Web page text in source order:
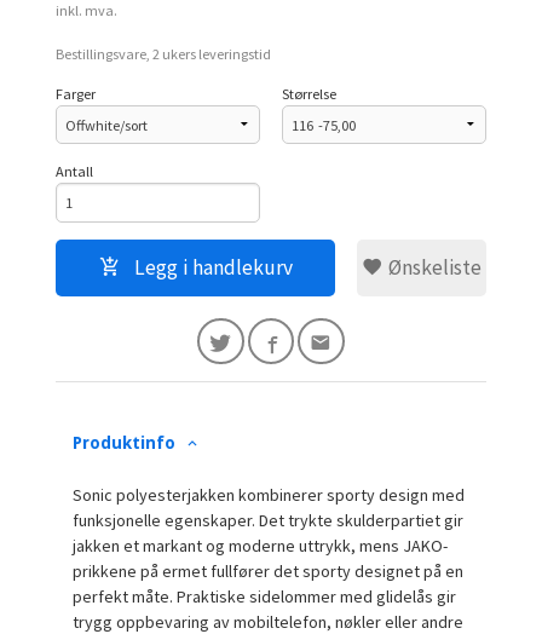
inkl. mva.
Bestillingsvare, 2 ukers leveringstid
Farger Størrelse
Antall
Legg i handlekurv Ønskeliste
Produktinfo
Sonic polyesterjakken kombinerer sporty design med
funksjonelle egenskaper. Det trykte skulderpartiet gir
jakken et markant og moderne uttrykk, mens JAKO-
prikkene på ermet fullfører det sporty designet på en
perfekt måte. Praktiske sidelommer med glidelås gir
trygg oppbevaring av mobiltelefon, nøkler eller andre